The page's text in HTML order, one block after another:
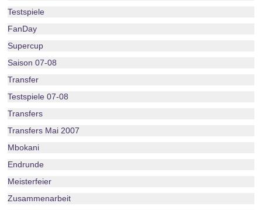
Testspiele
FanDay
Supercup
Saison 07-08
Transfer
Testspiele 07-08
Transfers
Transfers Mai 2007
Mbokani
Endrunde
Meisterfeier
Zusammenarbeit